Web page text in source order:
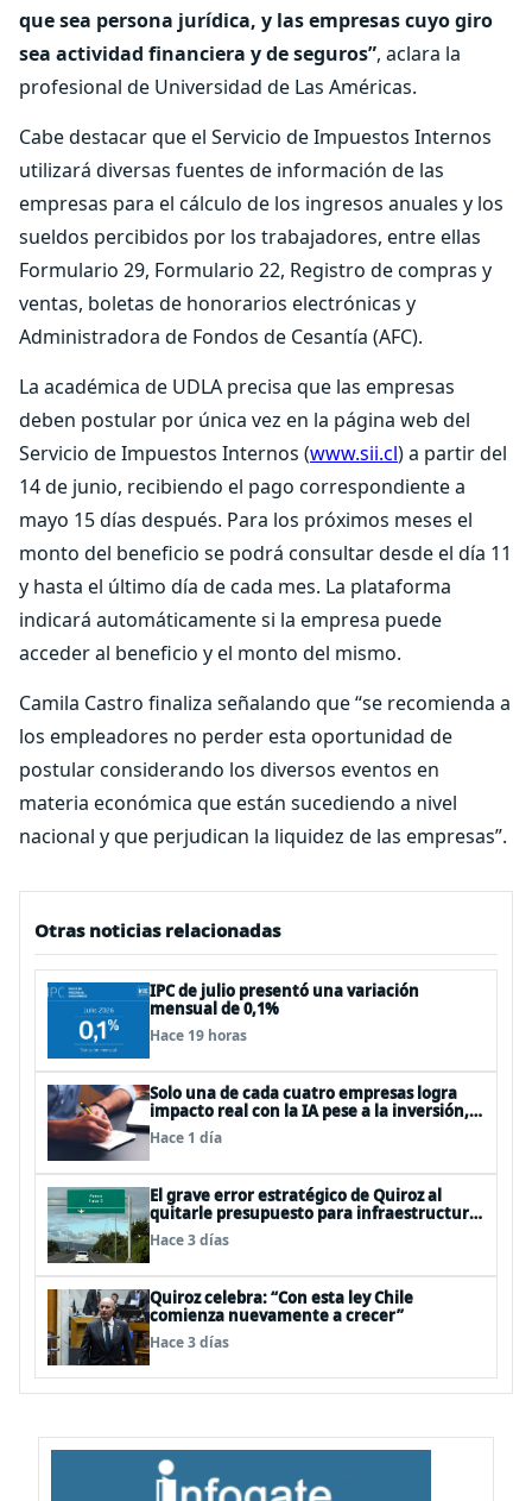
que sea persona jurídica, y las empresas cuyo giro
sea actividad financiera y de seguros”, aclara la
profesional de Universidad de Las Américas.
Cabe destacar que el Servicio de Impuestos Internos
utilizará diversas fuentes de información de las
empresas para el cálculo de los ingresos anuales y los
sueldos percibidos por los trabajadores, entre ellas
Formulario 29, Formulario 22, Registro de compras y
ventas, boletas de honorarios electrónicas y
Administradora de Fondos de Cesantía (AFC).
La académica de UDLA precisa que las empresas
deben postular por única vez en la página web del
Servicio de Impuestos Internos (www.sii.cl) a partir del
14 de junio, recibiendo el pago correspondiente a
mayo 15 días después. Para los próximos meses el
monto del beneficio se podrá consultar desde el día 11
y hasta el último día de cada mes. La plataforma
indicará automáticamente si la empresa puede
acceder al beneficio y el monto del mismo.
Camila Castro finaliza señalando que “se recomienda a
los empleadores no perder esta oportunidad de
postular considerando los diversos eventos en
materia económica que están sucediendo a nivel
nacional y que perjudican la liquidez de las empresas”.
Otras noticias relacionadas
IPC de julio presentó una variación
mensual de 0,1%
Hace 19 horas
Solo una de cada cuatro empresas logra
impacto real con la IA pese a la inversión,
según el Foro Económico Mundial
Hace 1 día
El grave error estratégico de Quiroz al
quitarle presupuesto para infraestructura
vial del Biobío
Hace 3 días
Quiroz celebra: “Con esta ley Chile
comienza nuevamente a crecer”
Hace 3 días